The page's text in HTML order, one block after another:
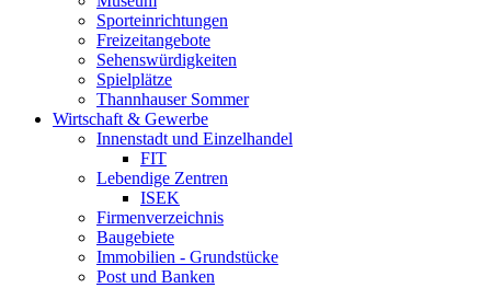
Sporteinrichtungen
Freizeitangebote
Sehenswürdigkeiten
Spielplätze
Thannhauser Sommer
Wirtschaft & Gewerbe
Innenstadt und Einzelhandel
FIT
Lebendige Zentren
ISEK
Firmenverzeichnis
Baugebiete
Immobilien - Grundstücke
Post und Banken